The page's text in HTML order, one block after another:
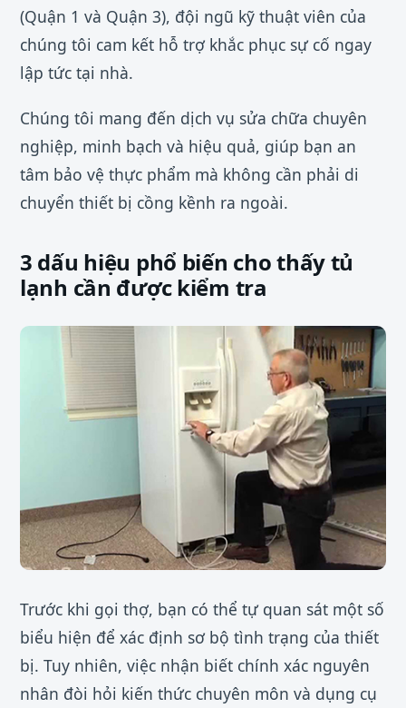
(Quận 1 và Quận 3), đội ngũ kỹ thuật viên của
chúng tôi cam kết hỗ trợ khắc phục sự cố ngay
lập tức tại nhà.
Chúng tôi mang đến dịch vụ sửa chữa chuyên
nghiệp, minh bạch và hiệu quả, giúp bạn an
tâm bảo vệ thực phẩm mà không cần phải di
chuyển thiết bị cồng kềnh ra ngoài.
3 dấu hiệu phổ biến cho thấy tủ
lạnh cần được kiểm tra
Trước khi gọi thợ, bạn có thể tự quan sát một số
biểu hiện để xác định sơ bộ tình trạng của thiết
bị. Tuy nhiên, việc nhận biết chính xác nguyên
nhân đòi hỏi kiến thức chuyên môn và dụng cụ